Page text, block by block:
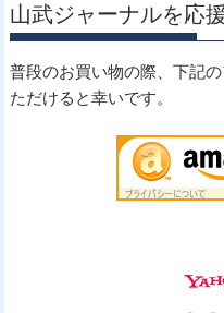
山武ジャーナルを応
普段のお買い物の際、下記
ただけると幸いです。